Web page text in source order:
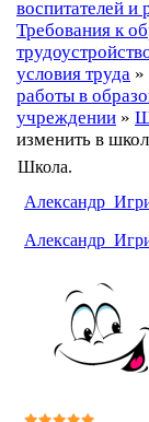
воспитателей и
Требования к
условия труда »
работы в
учреждении »
изменить в
Школа.